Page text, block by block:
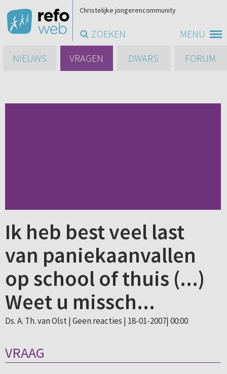
MENU
Christelijke jongerencommunity
ZOEKEN
NIEUWS
VRAGEN DWARS FORUM
Ik heb best veel last
van paniekaanvallen
op school of thuis (...)
Weet u missch...
Ds. A. Th. van Olst | Geen reacties | 18-01-2007| 00:00
VRAAG